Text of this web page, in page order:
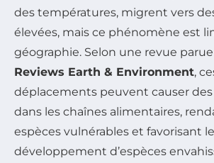
des températures, migrent vers
élevées, mais ce phénomène est
géographie. Selon une revue
Reviews Earth & Environment,
déplacements peuvent causer
dans les chaînes alimentaires,
espèces vulnérables et favorisant le
développement d’espèces